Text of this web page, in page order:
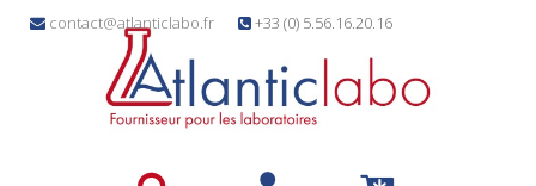
contact@atlanticlabo.fr +33 (0) 5.56.16.20.16